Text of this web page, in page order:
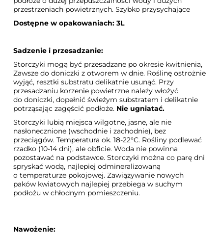
przestrzeniach powietrznych. Szybko przysychające
Dostępne w opakowaniach: 3L
Sadzenie i przesadzanie:
Storczyki mogą być przesadzane po okresie kwitnienia,
Zawsze do doniczki z otworem w dnie. Roślinę ostrożnie
wyjąć, resztki substratu delikatnie usunąć. Przy
przesadzaniu korzenie powietrzne należy włożyć
do doniczki, dopełnić świeżym substratem i delikatnie
potrząsając zagęścić podłoże. Nie ugniatać.
Storczyki lubią miejsca wilgotne, jasne, ale nie
nasłonecznione (wschodnie i zachodnie), bez
przeciągów. Temperatura ok. 18-22°C. Rośliny podlewać
rzadko (10-14 dni), ale obficie. Woda nie powinna
pozostawać na podstawce. Storczyki można co parę dni
spryskać wodą, najlepiej odmineralizowaną
o temperaturze pokojowej. Zawiązywanie nowych
paków kwiatowych najlepiej przebiega w suchym
podłożu w chłodnym pomieszczeniu.
Nawożenie: